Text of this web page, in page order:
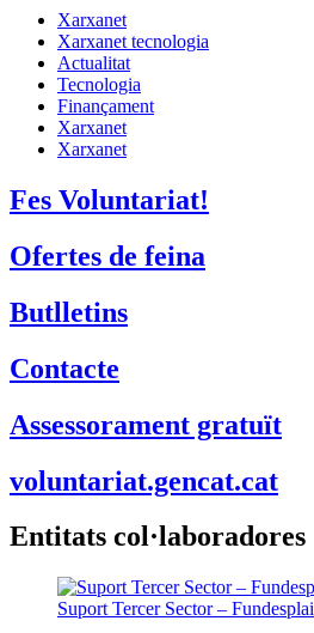
Xarxanet
Xarxanet tecnologia
Actualitat
Tecnologia
Finançament
Xarxanet
Xarxanet
Fes Voluntariat!
Ofertes de feina
Butlletins
Contacte
Assessorament gratuït
voluntariat.gencat.cat
Entitats col·laboradores
Suport Tercer Sector – Fundesplai